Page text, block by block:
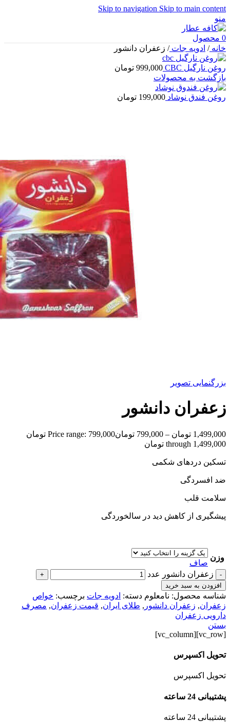
Skip to navigation Skip to main content
منو
0 محصول
خانه/ ادویه جات/ زعفران دانشور
روغن نارگیل CBC 999,000 تومان
بازگشت به محصولات
روغن فندق نوشاد 199,000 تومان
بزرگنمایی تصویر
زعفران دانشور
1,499,000 تومان –
799,000 تومان
Price range: 799,000 تومان
through 1,499,000 تومان
تسکین دردهای شکمی
ضد افسردگی
سلامت قلب
پیشگیری از کاهش دید در سالخوردگی
وزن
صاف
- زعفران دانشور عدد
+
افزودن به سبد خرید
شناسه محصول: نامعلوم دسته: ادویه جات برچسب: خواص
زعفران, زعفران دانشور , طلای ایران, قیمت زعفران, مصرف
دارویی زعفران
بستن
[vc_row][vc_column]
تحویل اکسپرس
تحویل اکسپرس
پشتیبانی 24 ساعته
پشتیبانی 24 ساعته